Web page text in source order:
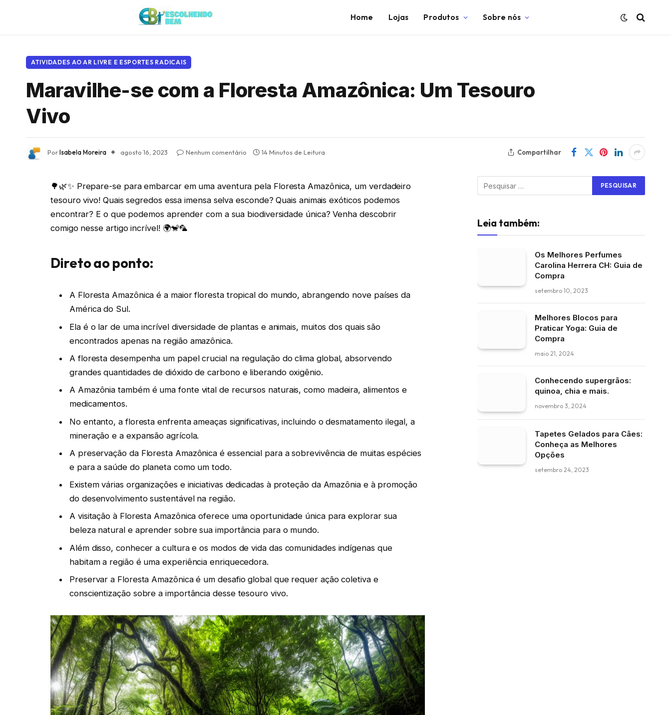
Home Lojas Produtos Sobre nós
ATIVIDADES AO AR LIVRE E ESPORTES RADICAIS
Maravilhe-se com a Floresta Amazônica: Um Tesouro
Vivo
PorIsabela Moreira agosto 16, 2023 Nenhum comentário 14 Minutos de Leitura Compartilhar
🌳🌿✨ Prepare-se para embarcar em uma aventura pela Floresta Amazônica, um verdadeiro
tesouro vivo! Quais segredos essa imensa selva esconde? Quais animais exóticos podemos
encontrar? E o que podemos aprender com a sua biodiversidade única? Venha descobrir
comigo nesse artigo incrível! 🌍🐒🦜
Direto ao ponto:
A Floresta Amazônica é a maior floresta tropical do mundo, abrangendo nove países da
América do Sul.
Ela é o lar de uma incrível diversidade de plantas e animais, muitos dos quais são
encontrados apenas na região amazônica.
A floresta desempenha um papel crucial na regulação do clima global, absorvendo
grandes quantidades de dióxido de carbono e liberando oxigênio.
A Amazônia também é uma fonte vital de recursos naturais, como madeira, alimentos e
medicamentos.
No entanto, a floresta enfrenta ameaças significativas, incluindo o desmatamento ilegal, a
mineração e a expansão agrícola.
A preservação da Floresta Amazônica é essencial para a sobrevivência de muitas espécies
e para a saúde do planeta como um todo.
Existem várias organizações e iniciativas dedicadas à proteção da Amazônia e à promoção
do desenvolvimento sustentável na região.
A visitação à Floresta Amazônica oferece uma oportunidade única para explorar sua
beleza natural e aprender sobre sua importância para o mundo.
Além disso, conhecer a cultura e os modos de vida das comunidades indígenas que
habitam a região é uma experiência enriquecedora.
Preservar a Floresta Amazônica é um desafio global que requer ação coletiva e
conscientização sobre a importância desse tesouro vivo.
Leia também:
Os Melhores Perfumes
Carolina Herrera CH: Guia de
Compra
setembro 10, 2023
Melhores Blocos para
Praticar Yoga: Guia de
Compra
maio 21, 2024
Conhecendo supergrãos:
quinoa, chia e mais.
novembro 3, 2024
Tapetes Gelados para Cães:
Conheça as Melhores
Opções
setembro 24, 2023